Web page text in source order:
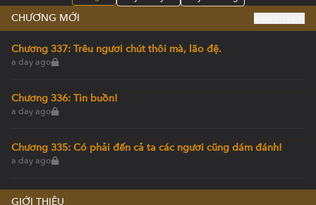
CHƯƠNG MỚI
Chương 337: Trêu ngươi chút thôi mà, lão đệ.
a day ago
Chương 336: Tin buồn!
a day ago
Chương 335: Có phải đến cả ta các ngươi cũng dám đánh!
a day ago
GIỚI THIỆU